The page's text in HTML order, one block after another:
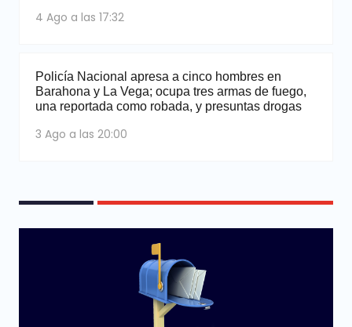
4 Ago a las 17:32
Policía Nacional apresa a cinco hombres en
Barahona y La Vega; ocupa tres armas de fuego,
una reportada como robada, y presuntas drogas
3 Ago a las 20:00